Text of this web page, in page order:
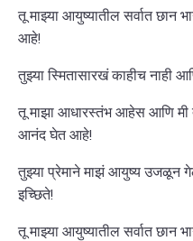
तू माझ्या आयुष्यातील सर्वात
आहे!
तुझ्या स्मितासारखं काहीच नाही
तू माझा आधारस्तंभ आहेस आणि मी
आनंद घेत आहे!
तुझ्या प्रेमाने माझं आयुष्य
इच्छिते!
तू माझ्या आयुष्यातील सर्वात